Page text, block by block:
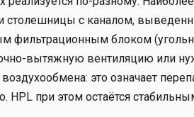
столешницы с каналом,
фильтрационным блоком
вытяжную вентиляцию или
воздухообмена: это означает
HPL при этом остаётся